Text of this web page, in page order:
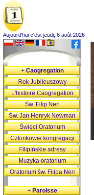
Aujourd'hui c'est jeudi, 6 août 2026
+Caogregation
Rok Jubileuszowy
L'histoire Caogregation
Św. Filip Neri
Św. Jan Henryk Newman
Święci Oratorium
Członkowie kongregacji
Filipińskie adresy
Muzyka oratorium
Oratorium św. Filipa Neri
+Paroisse